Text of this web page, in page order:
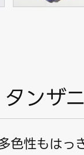
ンザ
色性もはっ